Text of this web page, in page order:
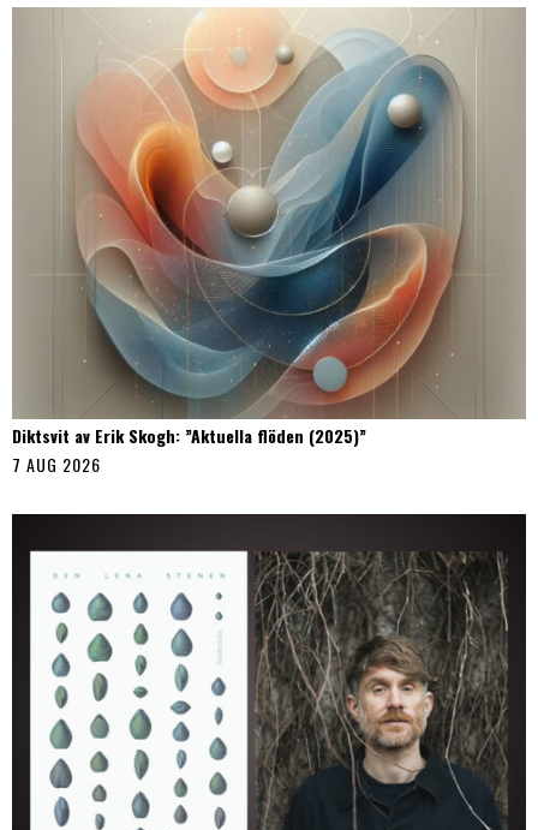
Diktsvit av Erik Skogh: ”Aktuella flöden (2025)”
7 AUG 2026